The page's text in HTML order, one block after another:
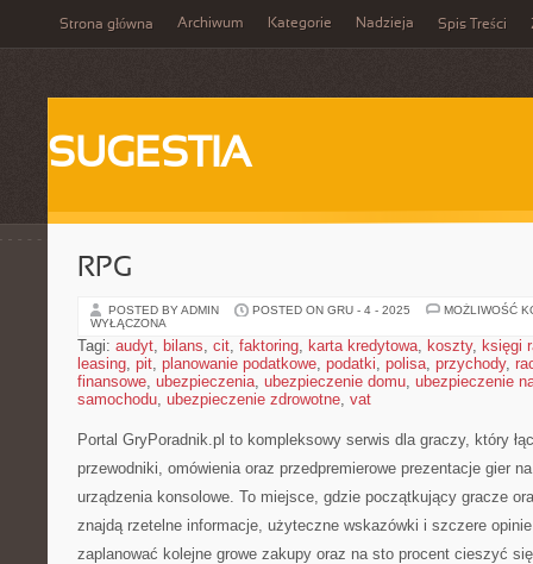
Strona główna Archiwum Kategorie Nadzieja Spis Treści
SUGESTIA
RPG
POSTED BY ADMIN POSTED ON GRU - 4 - 2025
MOŻLIWOŚĆ
WYŁĄCZONA
Tagi: audyt, bilans, cit, faktoring, karta kredytowa, koszty, księgi
leasing, pit, planowanie podatkowe, podatki, polisa, przychody,
finansowe, ubezpieczenia, ubezpieczenie domu, ubezpieczenie
samochodu, ubezpieczenie zdrowotne, vat
Portal GryPoradnik.pl to kompleksowy serwis dla graczy, który
przewodniki, omówienia oraz przedpremierowe prezentacje gier
urządzenia konsolowe. To miejsce, gdzie początkujący gracze
znajdą rzetelne informacje, użyteczne wskazówki i szczere
zaplanować kolejne growe zakupy oraz na sto procent cieszyć